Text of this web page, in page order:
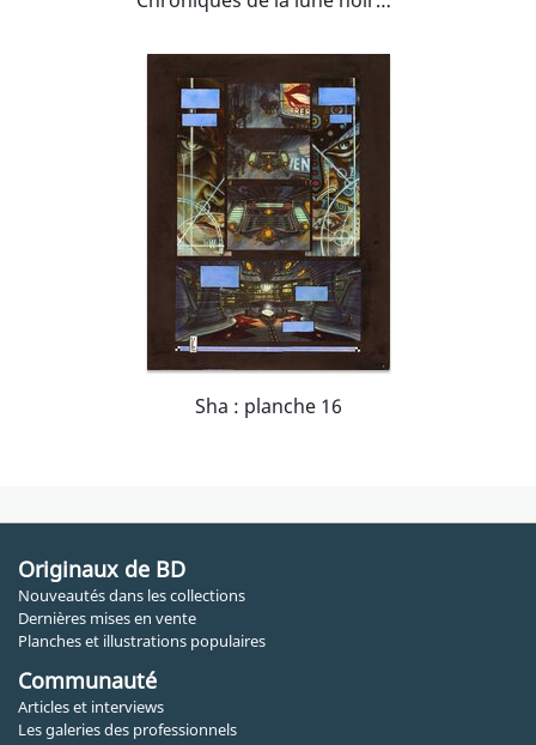
Sha : planche 16
Originaux de BD
Nouveautés dans les collections
Dernières mises en vente
Planches et illustrations populaires
Communauté
Articles et interviews
Les galeries des professionnels